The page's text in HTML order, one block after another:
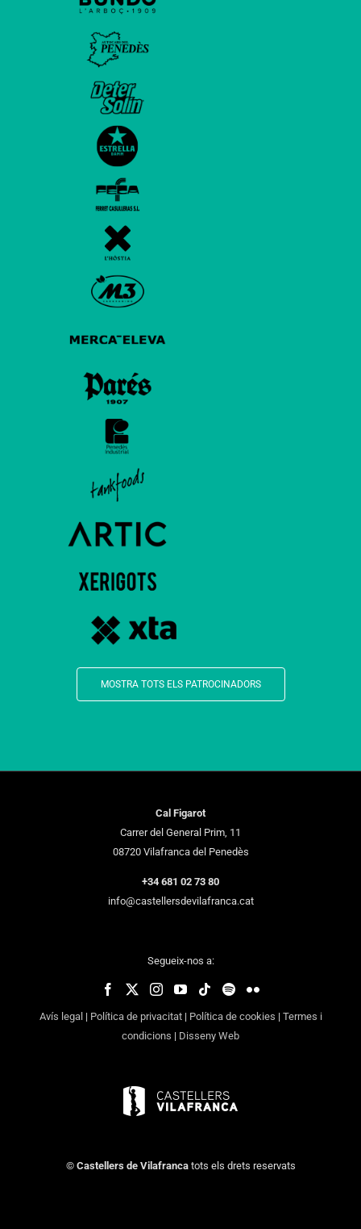
MOSTRA TOTS ELS PATROCINADORS
Cal Figarot
Carrer del General Prim, 11
08720 Vilafranca del Penedès
+34 681 02 73 80
info@castellersdevilafranca.cat
Segueix-nos a:
Avís legal | Política de privacitat| Política de cookies | Termes i
condicions | Disseny Web
© Castellers de Vilafrancatots els drets reservats